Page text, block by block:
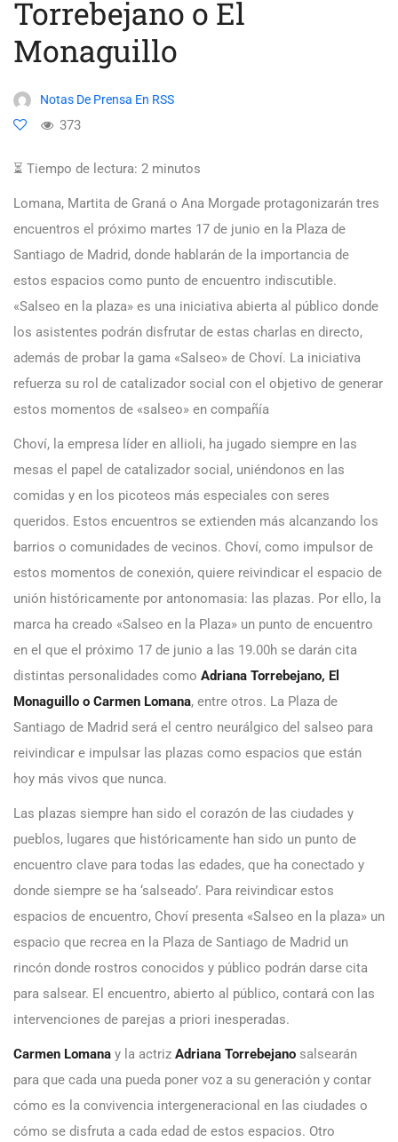
Torrebejano o El
Monaguillo
Notas De Prensa En RSS
373
⏳ Tiempo de lectura: 2 minutos
Lomana, Martita de Graná o Ana Morgade protagonizarán tres
encuentros el próximo martes 17 de junio en la Plaza de
Santiago de Madrid, donde hablarán de la importancia de
estos espacios como punto de encuentro indiscutible.
«Salseo en la plaza» es una iniciativa abierta al público donde
los asistentes podrán disfrutar de estas charlas en directo,
además de probar la gama «Salseo» de Choví. La iniciativa
refuerza su rol de catalizador social con el objetivo de generar
estos momentos de «salseo» en compañía
Choví, la empresa líder en allioli, ha jugado siempre en las
mesas el papel de catalizador social, uniéndonos en las
comidas y en los picoteos más especiales con seres
queridos. Estos encuentros se extienden más alcanzando los
barrios o comunidades de vecinos. Choví, como impulsor de
estos momentos de conexión, quiere reivindicar el espacio de
unión históricamente por antonomasia: las plazas. Por ello, la
marca ha creado «Salseo en la Plaza» un punto de encuentro
en el que el próximo 17 de junio a las 19.00h se darán cita
distintas personalidades como Adriana Torrebejano, El
Monaguillo o Carmen Lomana, entre otros. La Plaza de
Santiago de Madrid será el centro neurálgico del salseo para
reivindicar e impulsar las plazas como espacios que están
hoy más vivos que nunca.
Las plazas siempre han sido el corazón de las ciudades y
pueblos, lugares que históricamente han sido un punto de
encuentro clave para todas las edades, que ha conectado y
donde siempre se ha ‘salseado’. Para reivindicar estos
espacios de encuentro, Choví presenta «Salseo en la plaza» un
espacio que recrea en la Plaza de Santiago de Madrid un
rincón donde rostros conocidos y público podrán darse cita
para salsear. El encuentro, abierto al público, contará con las
intervenciones de parejas a priori inesperadas.
Carmen Lomana y la actriz Adriana Torrebejano salsearán
para que cada una pueda poner voz a su generación y contar
cómo es la convivencia intergeneracional en las ciudades o
cómo se disfruta a cada edad de estos espacios. Otro